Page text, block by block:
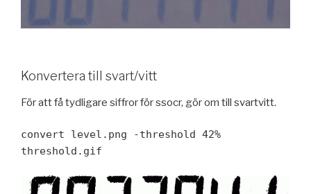
Konvertera till svart/vitt
För att få tydligare siffror för ssocr, gör om till svartvitt.
convert level.png -threshold 42%
threshold.gif